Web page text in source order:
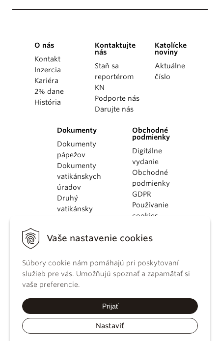
Vaše nastavenie cookies
Súbory cookie nám pomáhajú pri poskytovaní
služieb pre vás. Umožňujú spoznať a zapamätať si
vaše preferencie.
Prijať
Nastaviť
O nás
Kontakt
Inzercia
Kariéra
2% dane
História
Kontaktujte
nás
Staň sa
reportérom
KN
Podporte nás
Darujte nás
Katolícke
noviny
Aktuálne
číslo
Dokumenty
Dokumenty
pápežov
Dokumenty
vatikánskych
úradov
Druhý
vatikánsky
KBS
kánonického
práva
Katechizmus
Obchodné
podmienky
Digitálne
vydanie
Obchodné
podmienky
GDPR
Používanie
cookies